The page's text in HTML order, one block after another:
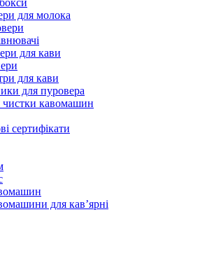
для молока
для кави
для кави
для пуровера
чистки кавомашин
сертифікати
для кав’ярні